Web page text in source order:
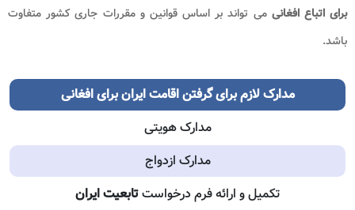
برای اتباع افغانی می تواند بر اساس قوانین و مقررات جاری کشور متفاوت
باشد.
مدارک لازم برای گرفتن اقامت ایران برای افغانی
مدارک هویتی
مدارک ازدواج
تکمیل و ارائه فرم درخواستتابعیت ایران